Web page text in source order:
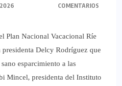
COMENTARIOS
Plan Nacional Vacacional Ríe
Delcy Rodríguez que
esparcimiento a las
Mincel, presidenta del Instituto